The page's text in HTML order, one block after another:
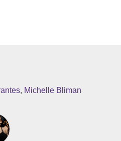
, Michelle Bliman